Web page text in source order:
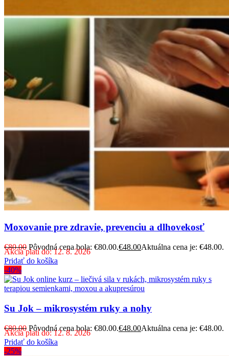
Moxovanie pre zdravie, prevenciu a dlhovekosť
€80.00 Pôvodná cena bola: €80.00.€48.00Aktuálna cena je: €48.00.
Akcia platí do: 12. 8. 2026
Pridať do košíka
-40%
Su Jok – mikrosystém ruky a nohy
€80.00 Pôvodná cena bola: €80.00.€48.00Aktuálna cena je: €48.00.
Akcia platí do: 12. 8. 2026
Pridať do košíka
-25%